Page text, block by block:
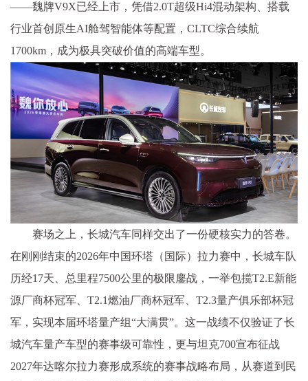
——魏牌V9X已经上市，凭借2.0T超级Hi4混动架构、搭载
行业首创原生AI舱驾智能体等配置，CLTC综合续航
1700km，成为极具突破价值的高端车型。
赛场之上，长城汽车同样交出了一份硬核实力的答卷。
在刚刚结束的2026年中国环塔（国际）拉力赛中，长城车队
历经17天、 总里程7500公里的极限鏖战，一举包揽T2.E新能
源厂商杯冠军、T2.1燃油厂商杯冠军、T2.3量产俱乐部杯冠
军，实现本届环塔量产组“大满贯”。这一战绩不仅验证了长
城汽车量产车型的赛事级可靠性，更与坦克700宣布征战
2027年达喀尔拉力赛形成系统的赛事战略布局，从赛道到民